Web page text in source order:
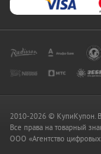
2010-2026 © КупиКупон.
Все права на товарный
OOO «Агентство